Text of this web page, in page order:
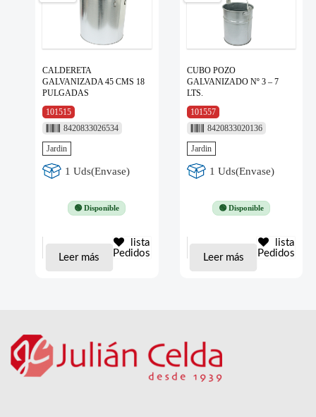
CALDERETA
GALVANIZADA 45 CMS 18
PULGADAS
101515
8420833026534
Jardin
1 Uds(Envase)
🟢 Disponible
Leer más
lista
Pedidos
CUBO POZO
GALVANIZADO Nº 3 – 7
LTS.
101557
8420833020136
Jardin
1 Uds(Envase)
🟢 Disponible
Leer más
lista
Pedidos